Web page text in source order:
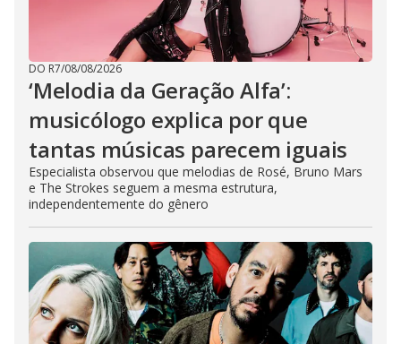
DO R7/08/08/2026
‘Melodia da Geração Alfa’:
musicólogo explica por que
tantas músicas parecem iguais
Especialista observou que melodias de Rosé, Bruno Mars
e The Strokes seguem a mesma estrutura,
independentemente do gênero